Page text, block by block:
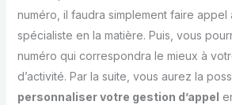
numéro, il faudra simplement faire appel
spécialiste en la matière. Puis, vous
numéro qui correspondra le mieux à
d’activité. Par la suite, vous aurez la
personnaliser votre gestion d’appel